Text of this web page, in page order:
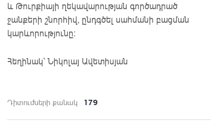
և Թուրքիայի ղեկավարության գործադրած
ջանքերի շնորհիվ, ընդգծել սահմանի բացման
կարևորությունը:
Հեղինակ՝ Նիկոլայ Ավետիսյան
Դիտումների քանակ 179